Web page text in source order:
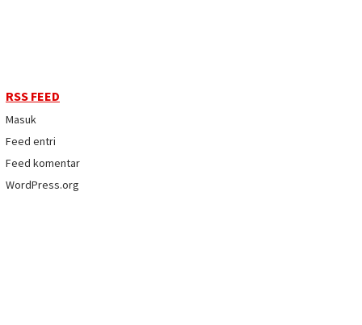
RSS FEED
Masuk
Feed entri
Feed komentar
WordPress.org